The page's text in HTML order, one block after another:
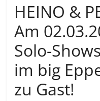
HEINO &
Am
Solo-
im big
zu Gast!